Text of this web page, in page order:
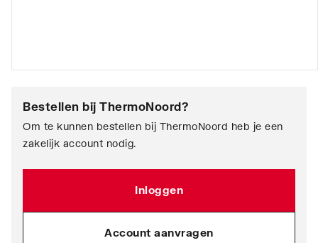
Bestellen bij ThermoNoord?
Om te kunnen bestellen bij ThermoNoord heb je een
zakelijk account nodig.
Inloggen
Account aanvragen